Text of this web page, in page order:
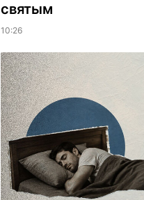
святым
10:26